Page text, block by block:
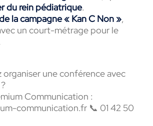
du rein pédiatrique.
la campagne « Kan C Non »,
un court-métrage pour le
organiser une conférence avec
Communication :
communication.fr 📞 01 42 50